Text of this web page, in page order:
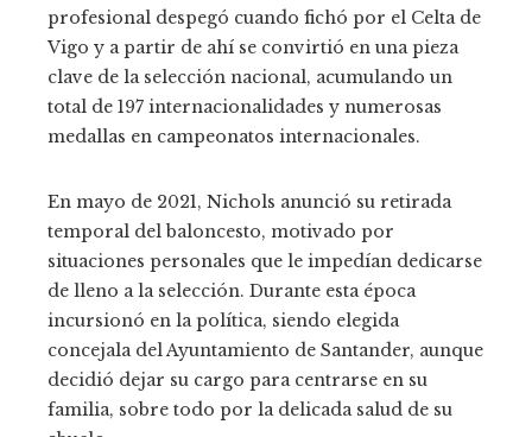
profesional despegó cuando fichó por el Celta de
Vigo y a partir de ahí se convirtió en una pieza
clave de la selección nacional, acumulando un
total de 197 internacionalidades y numerosas
medallas en campeonatos internacionales.
En mayo de 2021, Nichols anunció su retirada
temporal del baloncesto, motivado por
situaciones personales que le impedían dedicarse
de lleno a la selección. Durante esta época
incursionó en la política, siendo elegida
concejala del Ayuntamiento de Santander, aunque
decidió dejar su cargo para centrarse en su
familia, sobre todo por la delicada salud de su